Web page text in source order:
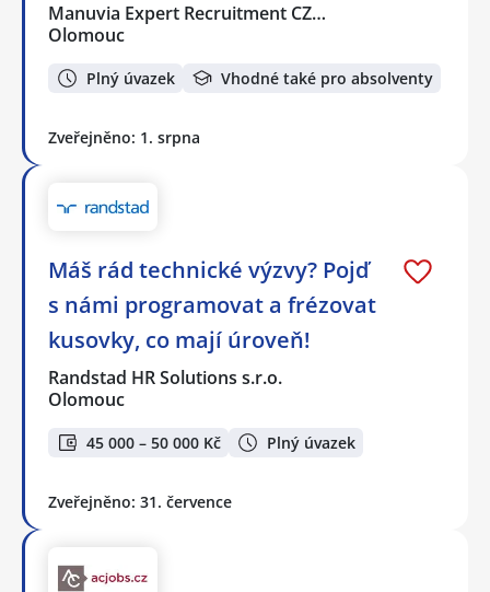
Manuvia Expert Recruitment CZ…
Olomouc
Plný úvazek Vhodné také pro absolventy
Zveřejněno: 1. srpna
Máš rád technické výzvy? Pojď
s námi programovat a frézovat
kusovky, co mají úroveň!
Randstad HR Solutions s.r.o.
Olomouc
45 000 – 50 000 Kč Plný úvazek
Zveřejněno: 31. července